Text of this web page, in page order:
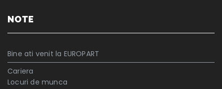
NOTE
Bine ati venit la EUROPART
Cariera
Locuri de munca